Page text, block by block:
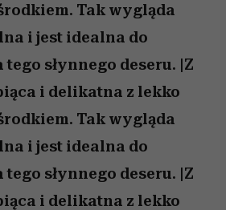
Tak wygląda
i jest idealna do
słynnego deseru. |Z
i delikatna z lekko
Tak wygląda
i jest idealna do
słynnego deseru. |Z
i delikatna z lekko